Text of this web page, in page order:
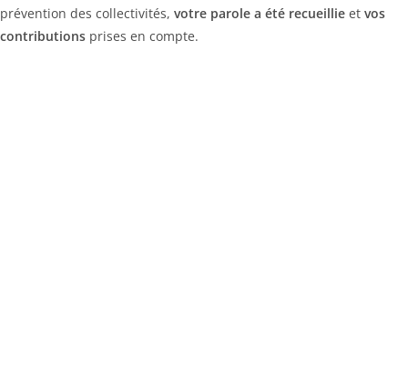
prévention des collectivités, votre parole a été recueillie et vos
contributions prises en compte.